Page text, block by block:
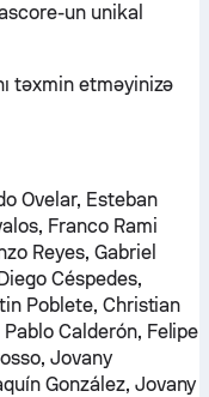
un unikal
təxmin etməyinizə
Ovelar, Esteban
Franco Rami
Reyes, Gabriel
Céspedes,
Poblete, Christian
Calderón, Felipe
Jovany
González, Jovany